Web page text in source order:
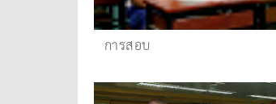
การสอบ